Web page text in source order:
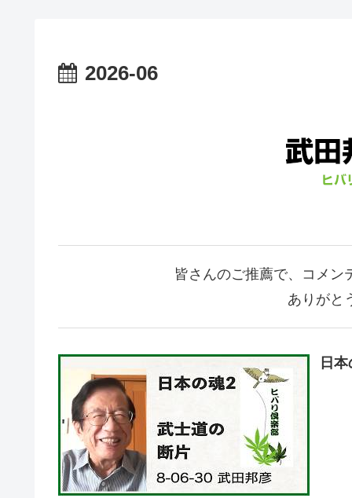
2026-06
皆さんのご推薦で、コメン
ありがと
日